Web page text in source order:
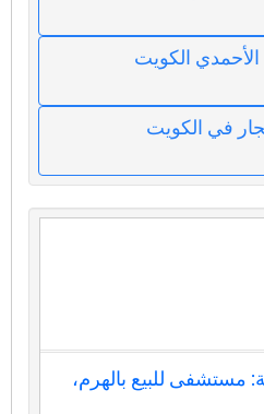
الكويت
في الكويت
مستشفى للبيع بالهرم،